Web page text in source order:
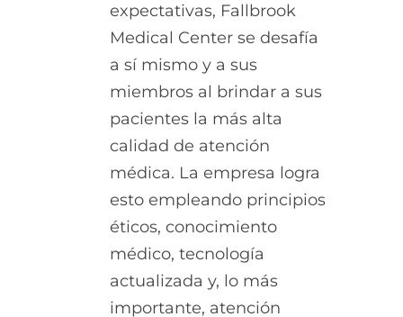
expectativas, Fallbrook
Medical Center se desafía
a sí mismo y a sus
miembros al brindar a sus
pacientes la más alta
calidad de atención
médica. La empresa logra
esto empleando principios
éticos, conocimiento
médico, tecnología
actualizada y, lo más
importante, atención